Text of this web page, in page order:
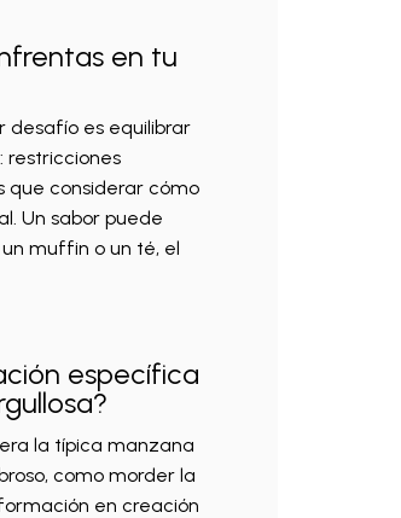
en tu
desafío es equilibrar
restricciones
que considerar cómo
Un sabor puede
muffin o un té, el
específica
la típica manzana
como morder la
en creación